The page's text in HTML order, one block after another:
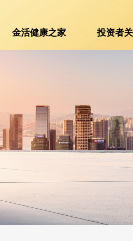
金活健康之家 投资者